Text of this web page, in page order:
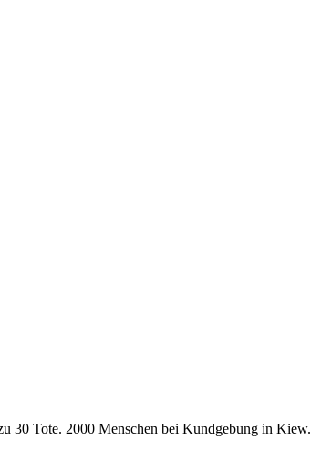
30 Tote. 2000 Menschen bei Kundgebung in Kiew.